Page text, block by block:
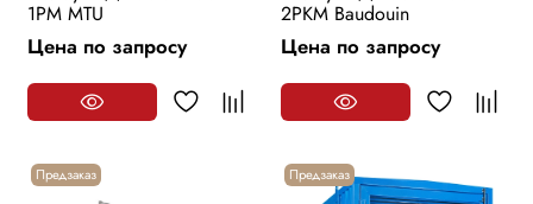
1РМ MTU
Цена по запросу
2РKМ Baudouin
Цена по запросу
Предзаказ Предзаказ